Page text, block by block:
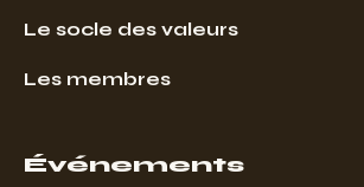
Le socle des valeurs
Les membres
Événements